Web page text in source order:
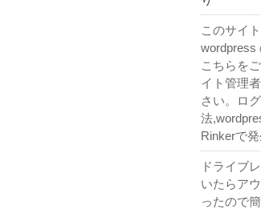
このサイ
wordpress
こちらを
イト管理
さい。ロ
法
Rinkerで発
ドライブ
いたらア
ったので